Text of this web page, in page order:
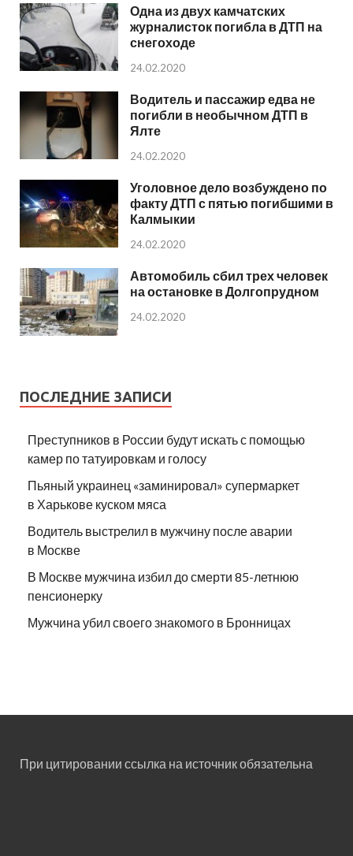
Одна из двух камчатских
журналисток погибла в ДТП на
снегоходе
24.02.2020
Водитель и пассажир едва не
погибли в необычном ДТП в
Ялте
24.02.2020
Уголовное дело возбуждено по
факту ДТП с пятью погибшими в
Калмыкии
24.02.2020
Автомобиль сбил трех человек
на остановке в Долгопрудном
24.02.2020
ПОСЛЕДНИЕ ЗАПИСИ
Преступников в России будут искать с помощью
камер по татуировкам и голосу
Пьяный украинец «заминировал» супермаркет
в Харькове куском мяса
Водитель выстрелил в мужчину после аварии
в Москве
В Москве мужчина избил до смерти 85-летнюю
пенсионерку
Мужчина убил своего знакомого в Бронницах
При цитировании ссылка на источник обязательна